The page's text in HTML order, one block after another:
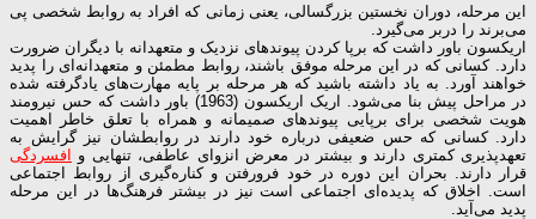
این مرحله، دوران نخستین بزرگسالی، یعنی زمانی که افراد به روابط شخصی پی
می‌برند را در­بر می‌گیرد.
اریکسون باور داشت که برپا کردن پیوندهای نزدیک و متعهدانه با دیگران ضرورت
دارد. کسانی که در این مرحله موفق باشند، روابط مطمئن و متعهدانه‌ای را پدید
خواهند آورد. به یاد داشته باشید که هر مرحله بر پایه مهارت‌های یادگرفته شده
در مراحل پیش بنا می‌شود. اریک اریکسون (1963) باور داشت که حس نیرومند
هویت شخصی برای برپایی پیوندهای صمیمانه و همراه با تعلق خاطر اهمیت
دارد. کسانی که حس ضعیفی درباره خود دارند در روابطشان نیز گرایش به
تعهدپذیری کمتری دارند و بیشتر در معرض انزوای عاطفی، تنهایی و افسردگی
قرار دارند. بحران این دوره در خود فرورفتن و کناره‌گیری از روابط اجتماعی
است. اخلاق که پدیده‌ای اجتماعی است نیز در بیشتر فرهنگ‌ها در این مرحله
پدید می‌آید.